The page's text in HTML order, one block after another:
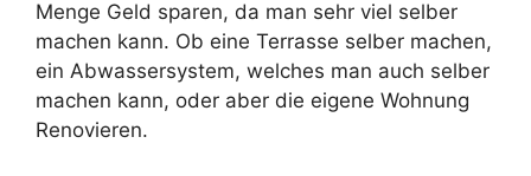
Menge Geld sparen, da man sehr viel selber
machen kann. Ob eine Terrasse selber machen,
ein Abwassersystem, welches man auch selber
machen kann, oder aber die eigene Wohnung
Renovieren.